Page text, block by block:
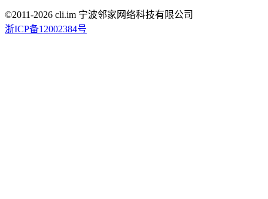
©2011-2026 cli.im 宁波邻家网络科技有限公司
浙ICP备12002384号